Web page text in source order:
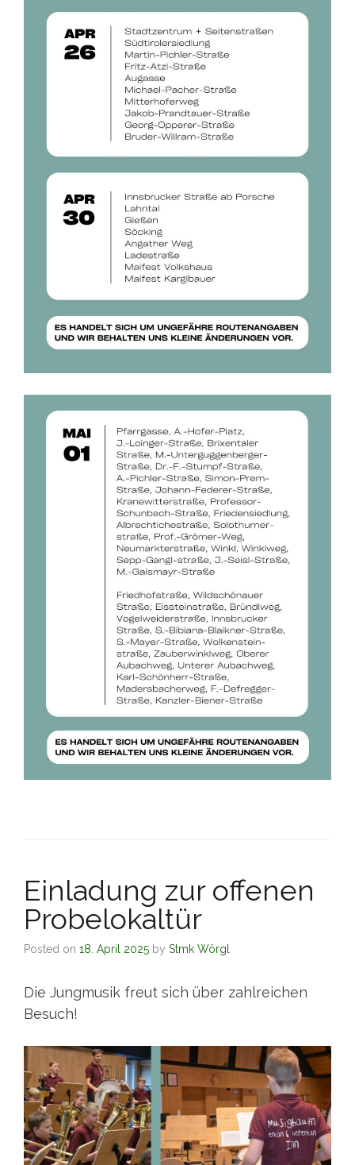
Einladung zur offenen
Probelokaltür
Posted on 18. April 2025 by Stmk Wörgl
Die Jungmusik freut sich über zahlreichen
Besuch!